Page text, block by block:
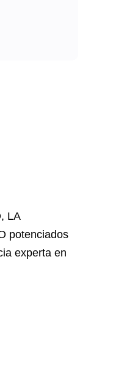
, LA
potenciados
experta en